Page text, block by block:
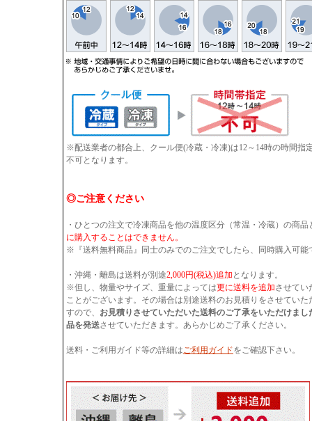
※配送業者の都合上、クール便(冷蔵・冷凍)は12～14時の時間
不可となります。
◎ご注意ください
・ひとつの注文で冷凍商品を他の温度区分（常温・冷蔵）の商品
に購入することはできません。
※『送料無料商品』同士のみでのご注文でしたら、同時購入可能
・沖縄・離島は送料が別途2,000円(税込)追加 となります。
※但し、物量やサイズ、重量によっては更に送料を追加させてい
ことがございます。その場合は別途送料のお見積りをさせていた
すので、 お見積りさせていただいた送料のご了承をいただけまし
品を発送させていただきます。あらかじめご了承ください。
送料・ご利用ガイド等の詳細はご利用ガイドをご確認下さい。